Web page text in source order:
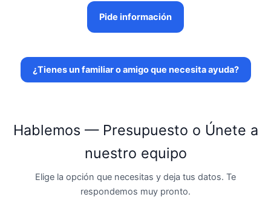
Pide información
¿Tienes un familiar o amigo que necesita ayuda?
Hablemos — Presupuesto o Únete a
nuestro equipo
Elige la opción que necesitas y deja tus datos. Te
respondemos muy pronto.